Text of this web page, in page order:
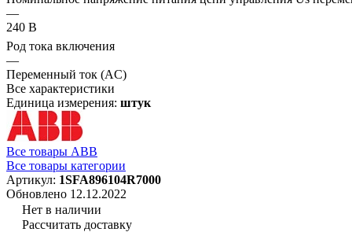
—
240 В
Род тока включения
—
Переменный ток (AC)
Все характеристики
Единица измерения: штук
Все товары ABB
Все товары категории
Артикул: 1SFA896104R7000
Обновлено 12.12.2022
Нет в наличии
Рассчитать доставку